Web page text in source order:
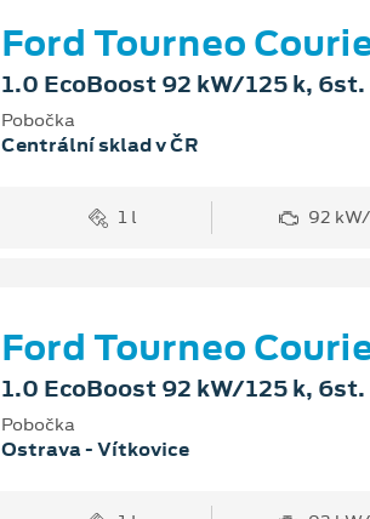
Ford Tourneo
1.0 EcoBoost 92 kW/125 k,
Pobočka
Centrální sklad v ČR
1 l 92
Ford Tourneo
1.0 EcoBoost 92 kW/125 k,
Pobočka
Ostrava - Vítkovice